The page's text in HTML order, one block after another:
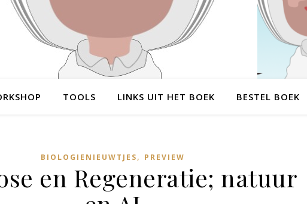
TOOLS LINKS UIT HET BOEK BESTEL BOEK
BIOLOGIENIEUWTJES, PREVIEW
en Regeneratie; natuur